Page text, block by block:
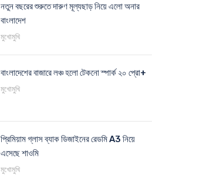
নতুন বছরের শুরুতে দারুণ মূল্যছাড় নিয়ে এলো অনার
বাংলাদেশ
মুখোমুখি
বাংলাদেশের বাজারে লঞ্চ হলো টেকনো স্পার্ক ২০ প্রো+
মুখোমুখি
প্রিমিয়াম গ্লাস ব্যাক ডিজাইনের রেডমি A3 নিয়ে
এসেছে শাওমি
মুখোমুখি